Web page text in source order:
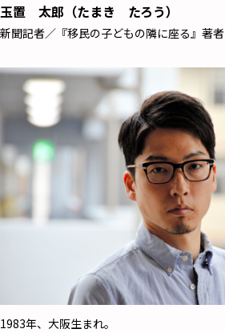
玉置 太郎（たまき たろう）
新聞記者／『移民の子どもの隣に座る』著者
1983年、大阪生まれ。